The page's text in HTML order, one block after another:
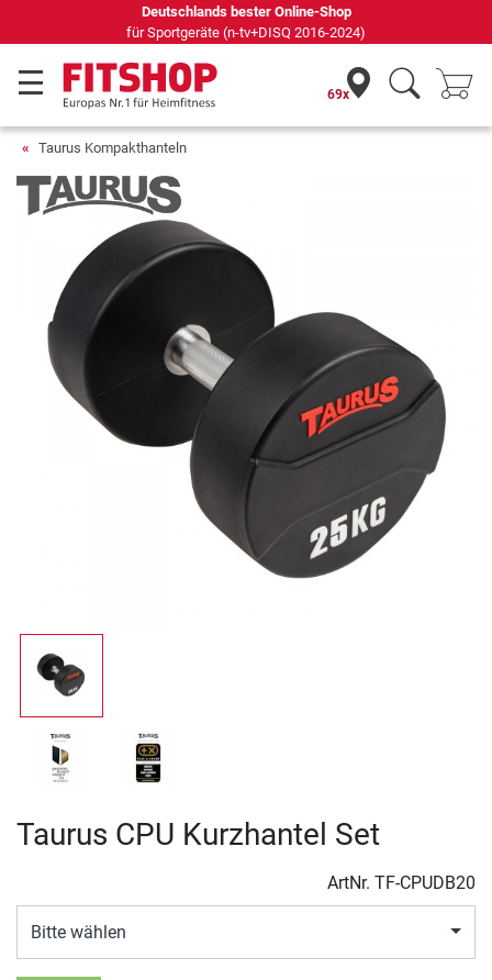
Deutschlands bester Online-Shop
für Sportgeräte (n-tv+DISQ 2016-2024)
69x
Taurus Kompakthanteln
Taurus CPU Kurzhantel Set
ArtNr. TF-CPUDB20
Bitte wählen